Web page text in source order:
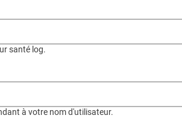
santé log.
à votre nom d'utilisateur.